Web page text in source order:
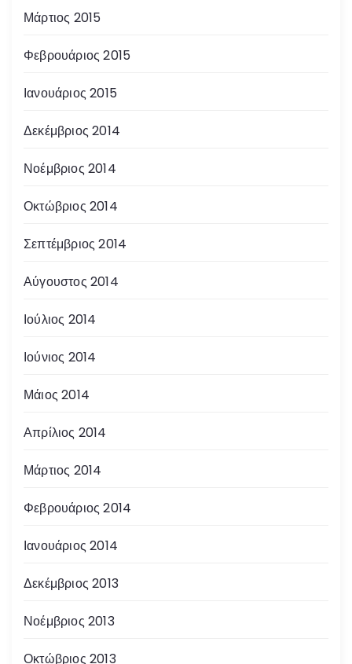
Μάρτιος 2015
Φεβρουάριος 2015
Ιανουάριος 2015
Δεκέμβριος 2014
Νοέμβριος 2014
Οκτώβριος 2014
Σεπτέμβριος 2014
Αύγουστος 2014
Ιούλιος 2014
Ιούνιος 2014
Μάιος 2014
Απρίλιος 2014
Μάρτιος 2014
Φεβρουάριος 2014
Ιανουάριος 2014
Δεκέμβριος 2013
Νοέμβριος 2013
Οκτώβριος 2013